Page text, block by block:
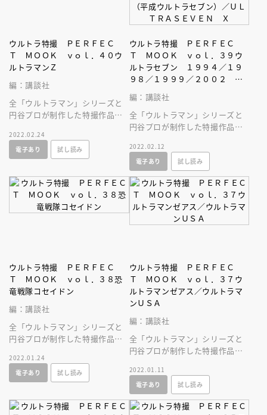
ウルトラ特撮 ＰＥＲＦＥＣ
Ｔ ＭＯＯＫ ｖｏｌ．４０ウ
ルトラマンＺ
編：講談社
全「ウルトラマン」シリーズと
円谷プロが制作した特撮作品を
2022.02.24
電子あり
試し読み
ウルトラ特撮 ＰＥＲＦＥＣ
Ｔ ＭＯＯＫ ｖｏｌ．３９ウ
ルトラセブン １９９４／１９
９８／１９９９／２００２
（平成ウルトラセブン）／ＵＬ
ＴＲＡＳＥＶＥＮ Ｘ
編：講談社
全「ウルトラマン」シリーズと
円谷プロが制作した特撮作品を
誕生！
2022.02.12
電子あり
試し読み
ウルトラ特撮 ＰＥＲＦＥＣ
Ｔ ＭＯＯＫ ｖｏｌ．３８恐
竜戦隊コセイドン
編：講談社
全「ウルトラマン」シリーズと
円谷プロが制作した特撮作品を
誕生！
2022.01.24
電子あり
試し読み
ウルトラ特撮 ＰＥＲＦＥＣ
Ｔ ＭＯＯＫ ｖｏｌ．３７ウ
ルトラマンゼアス／ウルトラマ
ンＵＳＡ
編：講談社
全「ウルトラマン」シリーズと
円谷プロが制作した特撮作品を
誕生！
2022.01.11
電子あり
試し読み